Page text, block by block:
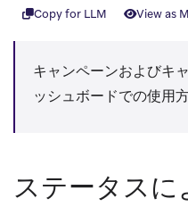
Copy for LLM View as
キャンペーンおよびキ
ッシュボードでの使用
ステータスに